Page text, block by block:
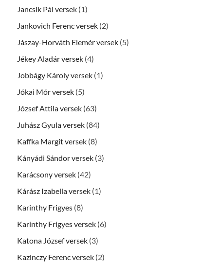
Jancsik Pál versek (1)
Jankovich Ferenc versek (2)
Jászay-Horváth Elemér versek (5)
Jékey Aladár versek (4)
Jobbágy Károly versek (1)
Jókai Mór versek (5)
József Attila versek (63)
Juhász Gyula versek (84)
Kaffka Margit versek (8)
Kányádi Sándor versek (3)
Karácsony versek (42)
Kárász Izabella versek (1)
Karinthy Frigyes (8)
Karinthy Frigyes versek (6)
Katona József versek (3)
Kazinczy Ferenc versek (2)